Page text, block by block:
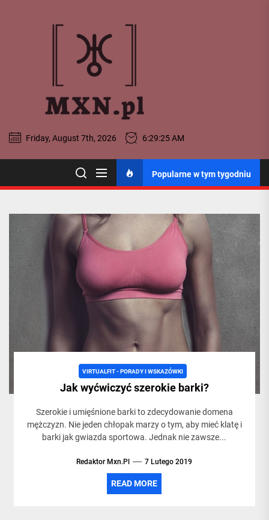
MXN - Portal
Ogólnopolski
Friday, August 7th, 2026 6:29:25 AM
Popularne w tym tygodniu
VIRTUALFIT - PORADY I WSKAZÓWKI
Jak wyćwiczyć szerokie barki?
Szerokie i umięśnione barki to zdecydowanie domena
mężczyzn. Nie jeden chłopak marzy o tym, aby mieć klatę i
barki jak gwiazda sportowa. Jednak nie zawsze...
Redaktor Mxn.pl 7 Lutego 2019
READ MORE